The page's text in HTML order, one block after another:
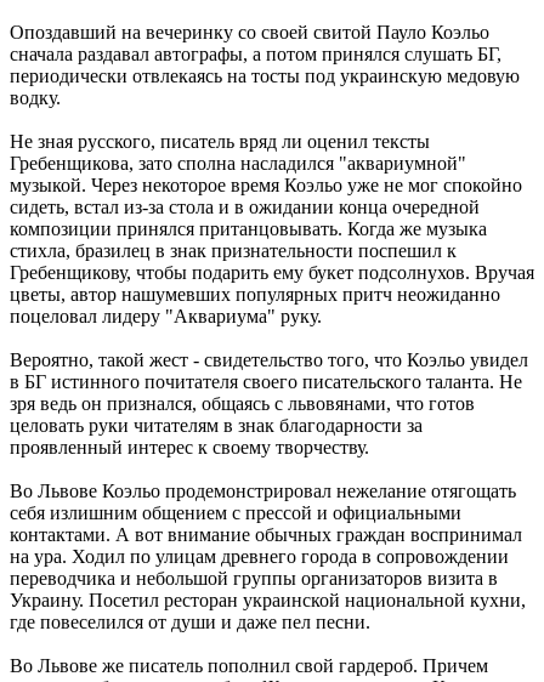
Опоздавший на вечеринку со своей свитой Пауло Коэльо
сначала раздавал автографы, а потом принялся слушать БГ,
периодически отвлекаясь на тосты под украинскую медовую
водку.
Не зная русского, писатель вряд ли оценил тексты
Гребенщикова, зато сполна насладился "аквариумной"
музыкой. Через некоторое время Коэльо уже не мог спокойно
сидеть, встал из-за стола и в ожидании конца очередной
композиции принялся пританцовывать. Когда же музыка
стихла, бразилец в знак признательности поспешил к
Гребенщикову, чтобы подарить ему букет подсолнухов. Вручая
цветы, автор нашумевших популярных притч неожиданно
поцеловал лидеру "Аквариума" руку.
Вероятно, такой жест - свидетельство того, что Коэльо увидел
в БГ истинного почитателя своего писательского таланта. Не
зря ведь он признался, общаясь с львовянами, что готов
целовать руки читателям в знак благодарности за
проявленный интерес к своему творчеству.
Во Львове Коэльо продемонстрировал нежелание отягощать
себя излишним общением с прессой и официальными
контактами. А вот внимание обычных граждан воспринимал
на ура. Ходил по улицам древнего города в сопровождении
переводчика и небольшой группы организаторов визита в
Украину. Посетил ресторан украинской национальной кухни,
где повеселился от души и даже пел песни.
Во Львове же писатель пополнил свой гардероб. Причем